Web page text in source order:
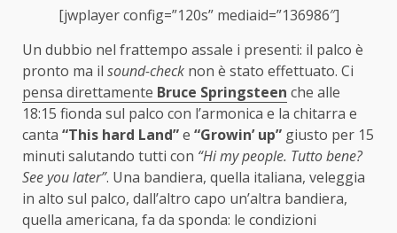
[jwplayer config=”120s” mediaid=”136986″]
Un dubbio nel frattempo assale i presenti: il palco è
pronto ma il sound-check non è stato effettuato. Ci
pensa direttamente Bruce Springsteen che alle
18:15 fionda sul palco con l’armonica e la chitarra e
canta “This hard Land”e “Growin’ up” giusto per 15
minuti salutando tutti con “Hi my people. Tutto bene?
See you later”. Una bandiera, quella italiana, veleggia
in alto sul palco, dall’altro capo un’altra bandiera,
quella americana, fa da sponda: le condizioni